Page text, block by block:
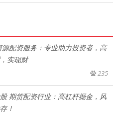
源配资服务：专业助力投资者，高
实现财
235
期货配资行业：高杠杆掘金，风
！